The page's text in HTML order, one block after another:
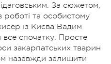
За сюжетом,
роботі та особистому
із Києва Вадим
спочатку. Просте
закарпатських тварин
назавжди залишити